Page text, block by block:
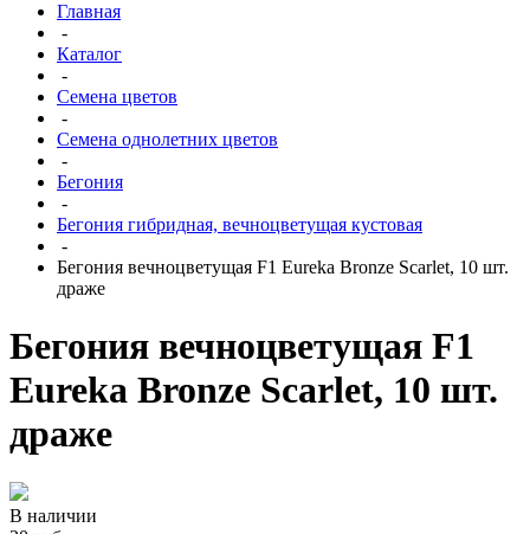
Главная
-
Каталог
-
Семена цветов
-
Семена однолетних цветов
-
Бегония
-
Бегония гибридная, вечноцветущая кустовая
-
Бегония вечноцветущая F1 Eureka Bronze Scarlet, 10 шт.
драже
Бегония вечноцветущая F1
Eureka Bronze Scarlet, 10 шт.
драже
В наличии